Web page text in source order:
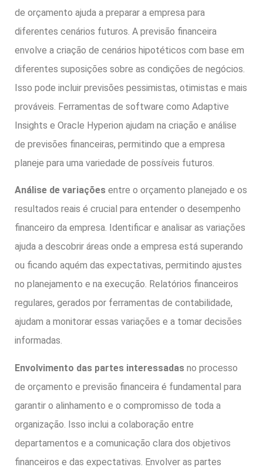
de orçamento ajuda a preparar a empresa para
diferentes cenários futuros. A previsão financeira
envolve a criação de cenários hipotéticos com base em
diferentes suposições sobre as condições de negócios.
Isso pode incluir previsões pessimistas, otimistas e mais
prováveis. Ferramentas de software como Adaptive
Insights e Oracle Hyperion ajudam na criação e análise
de previsões financeiras, permitindo que a empresa
planeje para uma variedade de possíveis futuros.
Análise de variações entre o orçamento planejado e os
resultados reais é crucial para entender o desempenho
financeiro da empresa. Identificar e analisar as variações
ajuda a descobrir áreas onde a empresa está superando
ou ficando aquém das expectativas, permitindo ajustes
no planejamento e na execução. Relatórios financeiros
regulares, gerados por ferramentas de contabilidade,
ajudam a monitorar essas variações e a tomar decisões
informadas.
Envolvimento das partes interessadas no processo
de orçamento e previsão financeira é fundamental para
garantir o alinhamento e o compromisso de toda a
organização. Isso inclui a colaboração entre
departamentos e a comunicação clara dos objetivos
financeiros e das expectativas. Envolver as partes